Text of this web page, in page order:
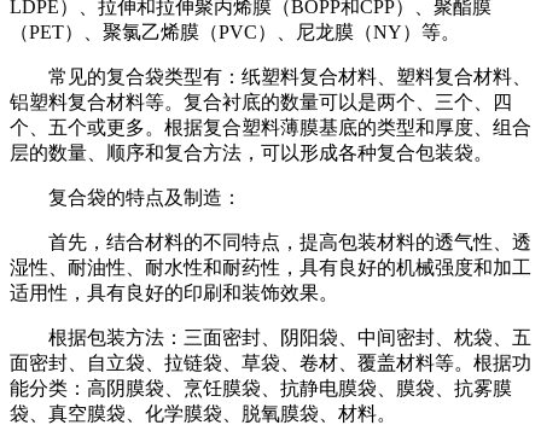
LDPE）、拉伸和拉伸聚丙烯膜（BOPP和CPP）、聚酯膜
（PET）、聚氯乙烯膜（PVC）、尼龙膜（NY）等。
常见的复合袋类型有：纸塑料复合材料、塑料复合材料、
铝塑料复合材料等。复合衬底的数量可以是两个、三个、四
个、五个或更多。根据复合塑料薄膜基底的类型和厚度、组合
层的数量、顺序和复合方法，可以形成各种复合包装袋。
复合袋的特点及制造：
首先，结合材料的不同特点，提高包装材料的透气性、透
湿性、耐油性、耐水性和耐药性，具有良好的机械强度和加工
适用性，具有良好的印刷和装饰效果。
根据包装方法：三面密封、阴阳袋、中间密封、枕袋、五
面密封、自立袋、拉链袋、草袋、卷材、覆盖材料等。根据功
能分类：高阴膜袋、烹饪膜袋、抗静电膜袋、膜袋、抗雾膜
袋、真空膜袋、化学膜袋、脱氧膜袋、材料。